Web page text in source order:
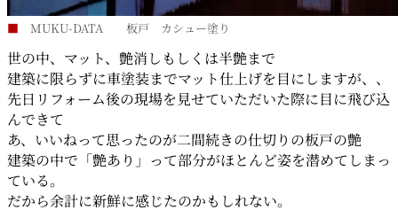
■ MUKU-DATA 板戸 カシュー塗り
世の中、マット、艶消しもしくは半艶まで
建築に限らずに車塗装までマット仕上げを目にしますが、、
先日リフォーム後の現場を見せていただいた際に目に飛び込
んできて
あ、いいねって思ったのが二間続きの仕切りの板戸の艶
建築の中で「艶あり」って部分がほとんど姿を潜めてしまっ
ている。
だから余計に新鮮に感じたのかもしれない。